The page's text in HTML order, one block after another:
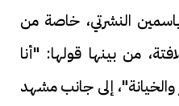
النشرتي، خاصة من
من بينها قولها: "أنا
والخيانة"، إلى جانب مشهد